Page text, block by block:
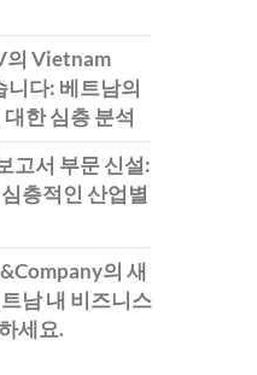
의 Vietnam
니다: 베트남의
한 심층 분석
고서 부문 신설:
층적인 산업별
의 새
남 내 비즈니스
세요.